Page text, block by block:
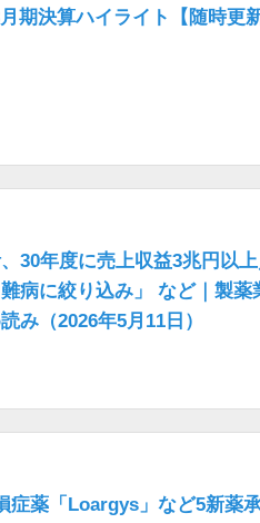
期決算ハイライト【随時更新
30年度に売上収益3兆円以
病に絞り込み」 など｜製薬
み（2026年5月11日）
症薬「Loargys」など5新薬